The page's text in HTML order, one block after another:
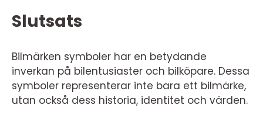
Slutsats
Bilmärken symboler har en betydande
inverkan på bilentusiaster och bilköpare. Dessa
symboler representerar inte bara ett bilmärke,
utan också dess historia, identitet och värden.